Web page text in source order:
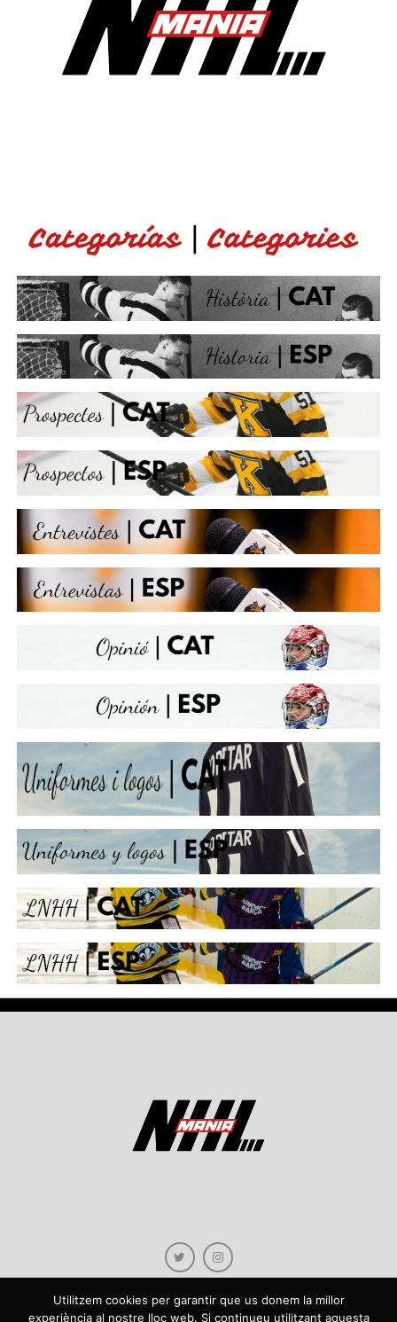
Utilitzem cookies per garantir que us donem la millor
experiència al nostre lloc web. Si continueu utilitzant aquesta